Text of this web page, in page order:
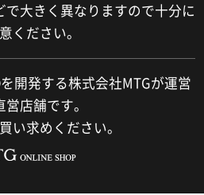
で大きく異なりますので十分に
ください。
開発する株式会社MTGが運営
営店舗です。
い求めください。